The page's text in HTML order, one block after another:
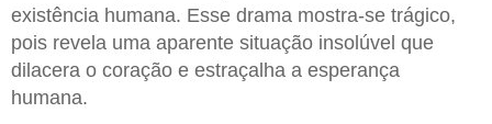
existência humana. Esse drama mostra-se trágico,
pois revela uma aparente situação insolúvel que
dilacera o coração e estraçalha a esperança
humana.